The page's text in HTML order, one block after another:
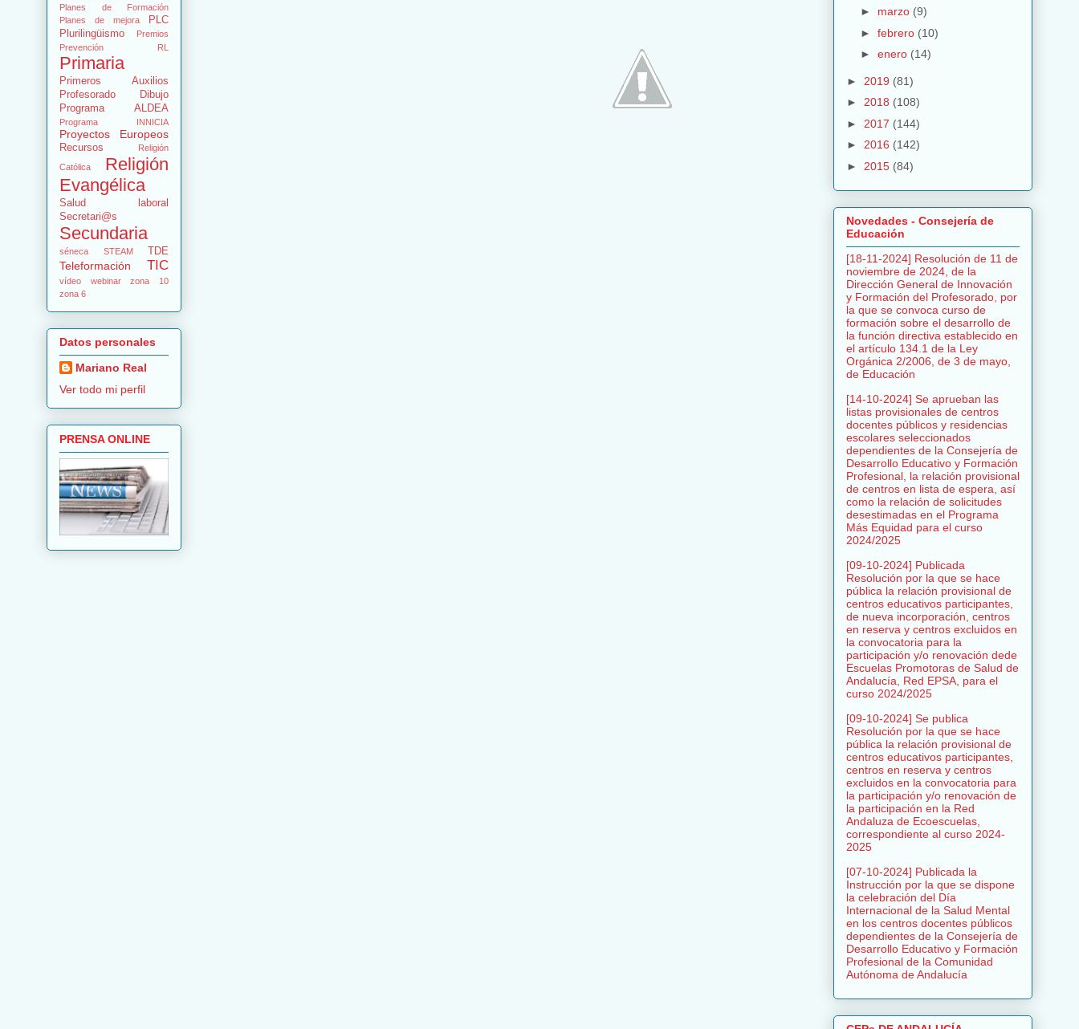
Planes de Formación
Planes de mejora
PLC
Plurilingüismo
Premios
Prevención RL
Primaria
Primeros Auxilios
Profesorado Dibujo
Programa ALDEA
Programa INNICIA
Proyectos Europeos
Recursos
Religión
Católica
Religión
Evangélica
Salud laboral
Secretari@s
Secundaria
séneca STEAM TDE
Teleformación TIC
vídeo webinar
zona 10
zona 6
Datos personales
Mariano Real
Ver todo mi perfil
PRENSA ONLINE
► marzo (9)
► febrero (10)
► enero (14)
► 2019 (81)
► 2018 (108)
► 2017 (144)
► 2016 (142)
► 2015 (84)
Novedades - Consejería de
Educación
[18-11-2024] Resolución de 11 de
noviembre de 2024, de la
Dirección General de Innovación
y Formación del Profesorado, por
la que se convoca curso de
formación sobre el desarrollo de
la función directiva establecido en
el artículo 134.1 de la Ley
Orgánica 2/2006, de 3 de mayo,
de Educación
[14-10-2024] Se aprueban las
listas provisionales de centros
docentes públicos y residencias
escolares seleccionados
dependientes de la Consejería de
Desarrollo Educativo y Formación
Profesional, la relación provisional
de centros en lista de espera, así
como la relación de solicitudes
desestimadas en el Programa
Más Equidad para el curso
2024/2025
[09-10-2024] Publicada
Resolución por la que se hace
pública la relación provisional de
centros educativos participantes,
de nueva incorporación, centros
en reserva y centros excluidos en
la convocatoria para la
participación y/o renovación dede
Escuelas Promotoras de Salud de
Andalucía, Red EPSA, para el
curso 2024/2025
[09-10-2024] Se publica
Resolución por la que se hace
pública la relación provisional de
centros educativos participantes,
centros en reserva y centros
excluidos en la convocatoria para
la participación y/o renovación de
la participación en la Red
Andaluza de Ecoescuelas,
correspondiente al curso 2024-
2025
[07-10-2024] Publicada la
Instrucción por la que se dispone
la celebración del Día
Internacional de la Salud Mental
en los centros docentes públicos
dependientes de la Consejería de
Desarrollo Educativo y Formación
Profesional de la Comunidad
Autónoma de Andalucía